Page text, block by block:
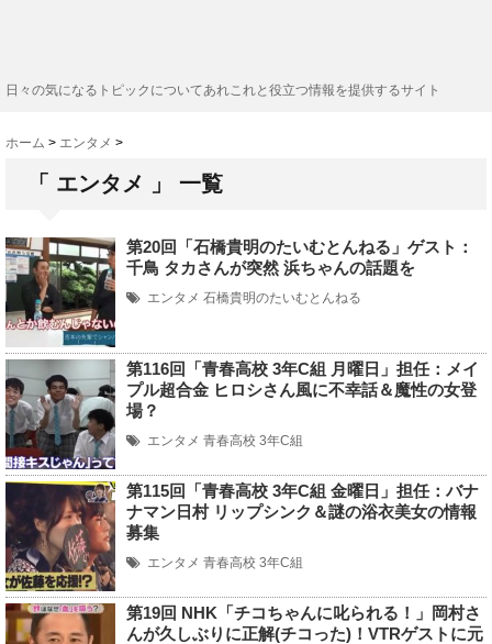
日々の気になるトピックについてあれこれと役立つ情報を提供するサイト
ホーム > エンタメ >
「 エンタメ 」 一覧
第20回「石橋貴明のたいむとんねる」ゲスト：
千鳥 タカさんが突然 浜ちゃんの話題を
エンタメ 石橋貴明のたいむとんねる
第116回「青春高校 3年C組 月曜日」担任：メイ
プル超合金 ヒロシさん風に不幸話＆魔性の女登
場？
エンタメ 青春高校 3年C組
第115回「青春高校 3年C組 金曜日」担任：バナ
ナマン日村 リップシンク＆謎の浴衣美女の情報
募集
エンタメ 青春高校 3年C組
第19回 NHK「チコちゃんに叱られる！」岡村さ
んが久しぶりに正解(チコった)！VTRゲストに元